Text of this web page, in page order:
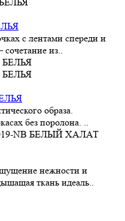
с лентами спереди и
из..
образа.
без поролона. ..
нежности и
ткань идеаль..